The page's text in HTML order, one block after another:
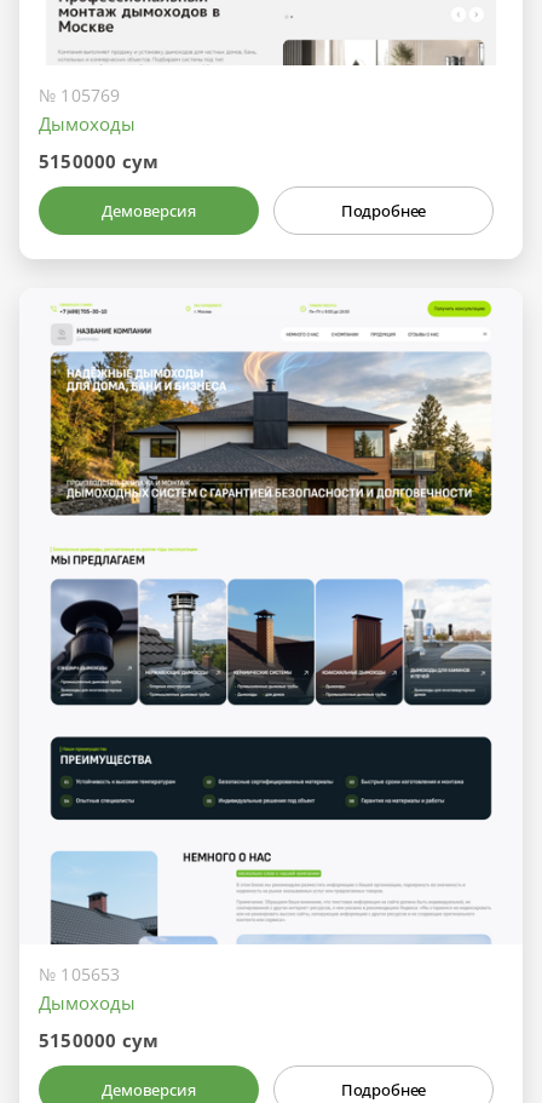
№ 105769
Дымоходы
5150000 сум
Демоверсия Подробнее
№ 105653
Дымоходы
5150000 сум
Демоверсия Подробнее